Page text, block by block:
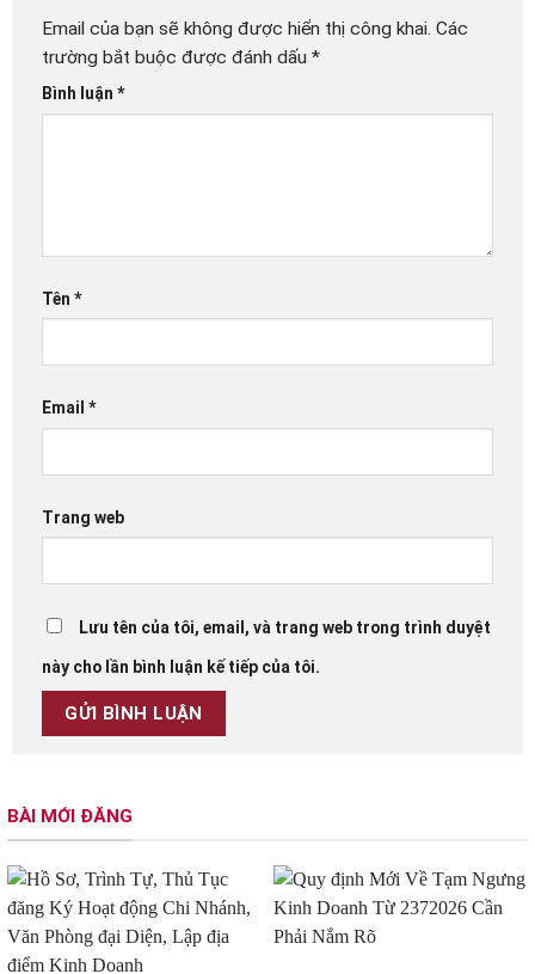
Email của bạn sẽ không được hiển thị công khai. Các
trường bắt buộc được đánh dấu *
Bình luận *
Tên *
Email *
Trang web
Lưu tên của tôi, email, và trang web trong trình duyệt
này cho lần bình luận kế tiếp của tôi.
BÀI MỚI ĐĂNG